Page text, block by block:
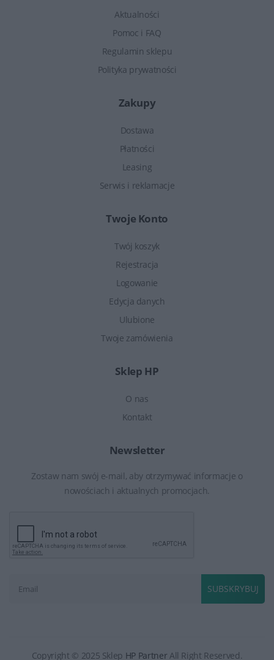
Aktualności
Pomoc i FAQ
Regulamin sklepu
Polityka prywatności
Zakupy
Dostawa
Płatności
Leasing
Serwis i reklamacje
Twoje Konto
Twój koszyk
Rejestracja
Logowanie
Edycja danych
Ulubione
Twoje zamówienia
Sklep HP
O nas
Kontakt
Newsletter
Zostaw nam swój e-mail, aby otrzymywać informacje o
nowościach i aktualnych promocjach.
SUBSKRYBUJ
Copyright © 2025 Sklep HP Partner All Right Reserved.